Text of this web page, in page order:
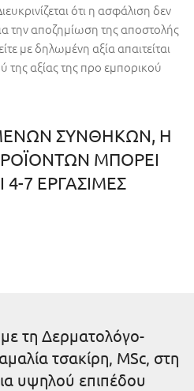
ότι η ασφάλιση δεν
την αποζημίωση της αποστολής
με δηλωμένη αξία απαιτείται
της αξίας της προ εμπορικού
ΣΥΝΘΗΚΩΝ, Η
ΜΠΟΡΕΙ
7 ΕΡΓΑΣΙΜΕΣ
τη Δερματολόγο-
τσακίρη, MSc, στη
υψηλού επιπέδου